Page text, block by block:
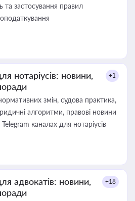
та застосування правил
нотаріусів: новини,
+1
змін, судова практика,
алгоритми, правові новини
каналах для нотаріусів
адвокатів: новини,
+18